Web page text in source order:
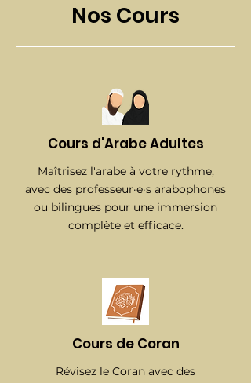
Nos Cours
Cours d'Arabe Adultes
Maîtrisez l'arabe à votre rythme,
avec des professeur·e·s arabophones
ou bilingues pour une immersion
complète et efficace.
Cours de Coran
Révisez le Coran avec des